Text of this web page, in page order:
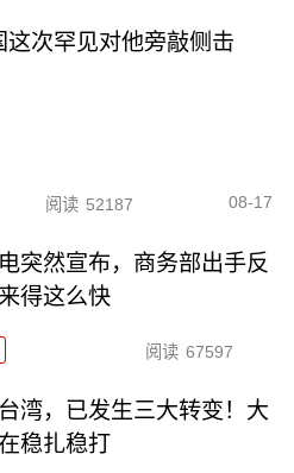
次罕见对他旁敲侧击
阅读 52187 08-17
突然宣布，商务部出手反
得这么快
阅读 67597
湾，已发生三大转变！大
稳扎稳打